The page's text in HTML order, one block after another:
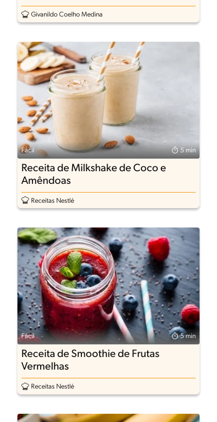
Givanildo Coelho Medina
Fácil 5 min
Receita de Milkshake de Coco e
Amêndoas
Receitas Nestlé
Fácil 5 min
Receita de Smoothie de Frutas
Vermelhas
Receitas Nestlé